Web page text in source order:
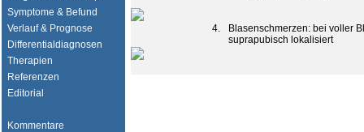
Symptome & Befund
Verlauf & Prognose
Differentialdiagnosen
Therapien
Referenzen
Editorial
Kommentare
4.
Blasenschmerzen: bei voller
suprapubisch lokalisiert